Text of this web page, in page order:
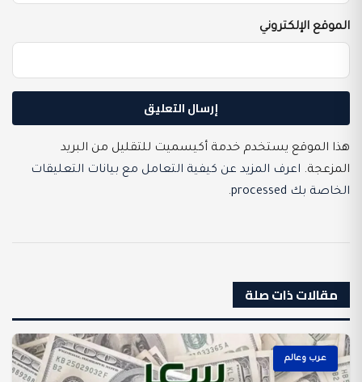
الموقع الإلكتروني
هذا الموقع يستخدم خدمة أكيسميت للتقليل من البريد
المزعجة. اعرف المزيد عن كيفية التعامل مع بيانات التعليقات
الخاصة بك processed
.
مقالات ذات صلة
عرب وعالم